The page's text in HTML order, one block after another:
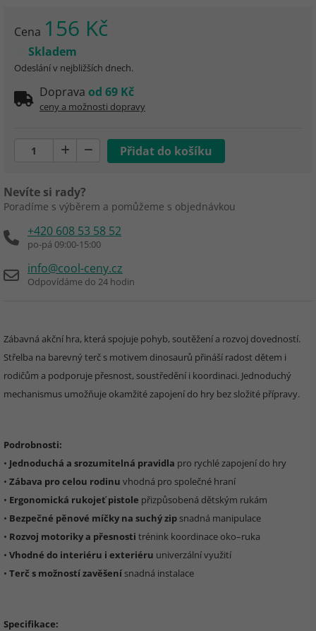
Cena 156 Kč
Skladem
Odeslání v nejbližších dnech.
Doprava od 69 Kč
ceny a možnosti dopravy
Nevíte si rady?
Poradíme s výběrem a pomůžeme s objednávkou
+420 608 53 58 52
po-pá 09:00-15:00
info@cool-ceny.cz
Odpovídáme do 24 hodin
Zábavná akční hra, která spojuje pohyb, soutěžení a rozvoj dovedností.
Střelba na barevný terč s motivem dinosaurů přináší radost dětem i
rodičům a podporuje přesnost, soustředění i koordinaci. Jednoduchý
mechanismus umožňuje okamžité zapojení do hry bez složité přípravy.
Podrobnosti:
• Jednoduchá a srozumitelná pravidla pro rychlé zapojení do hry
• Zábava pro celou rodinu vhodná pro společné hraní
• Ergonomická rukojeť pistole přizpůsobená dětským rukám
• Bezpečné pěnové míčky na suchý zip snadná manipulace
• Rozvoj motoriky a přesnosti trénink koordinace oko–ruka
• Vhodné do interiéru i exteriéru univerzální využití
• Terč s možností zavěšení snadná instalace
Specifikace: